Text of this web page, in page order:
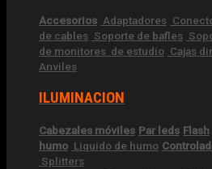
Accesorios Adaptadores
de cables Soporte de bafles
de monitores de estudio Cajas
Anviles
ILUMINACION
Cabezales móviles Par leds Flash
humo Liquido de humo
Splitters